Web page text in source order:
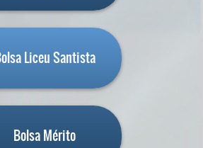
Liceu Santista
Bolsa Mérito